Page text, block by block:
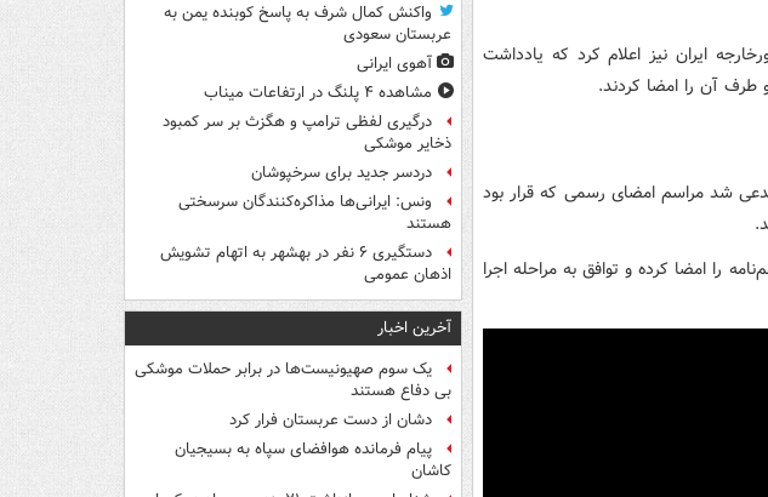
ایران نیز اعلام کرد که یادداشت
طرف آن را امضا کردند.
شد مراسم امضای رسمی که قرار بود
را امضا کرده و توافق به مراحله اجرا
واکنش کمال شرف به پاسخ کوبنده یمن به
عربستان سعودی
آهوی ایرانی
مشاهده ۴ پلنگ در ارتفاعات میناب
درگیری لفظی ترامپ و هگزث بر سر کمبود
ذخایر موشکی
دردسر جدید برای سرخپوشان
ونس: ایرانی‌ها مذاکره‌کنندگان سرسختی
هستند
دستگیری ۶ نفر در بهشهر به اتهام تشویش
اذهان عمومی
آخرین اخبار
یک‌ سوم صهیونیست‌ها در برابر حملات موشکی
بی دفاع هستند
دشان از دست عربستان فرار کرد
پیام فرمانده هوافضای سپاه به بسیجیان
کاشان